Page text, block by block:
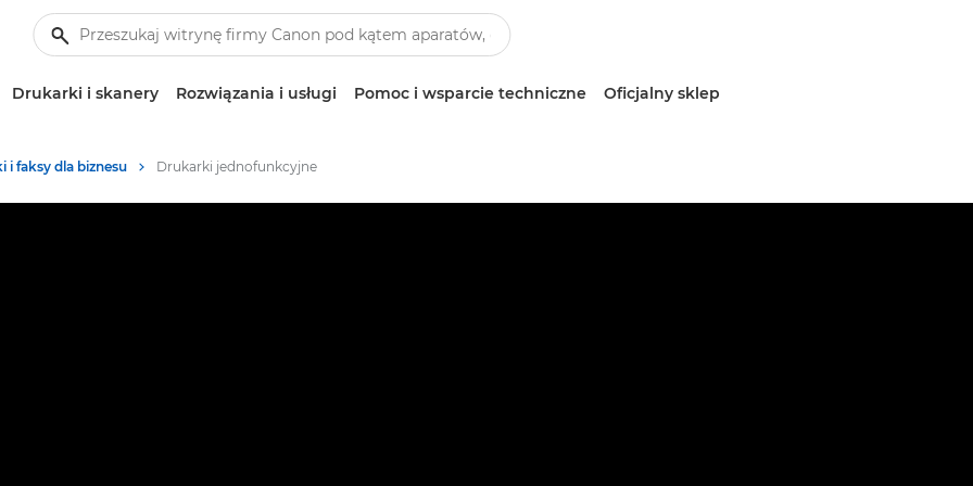
Drukarki i skanery Rozwiązania i usługi Pomoc i wsparcie techniczne Oficjalny sklep
i faksy dla biznesu Drukarki jednofunkcyjne